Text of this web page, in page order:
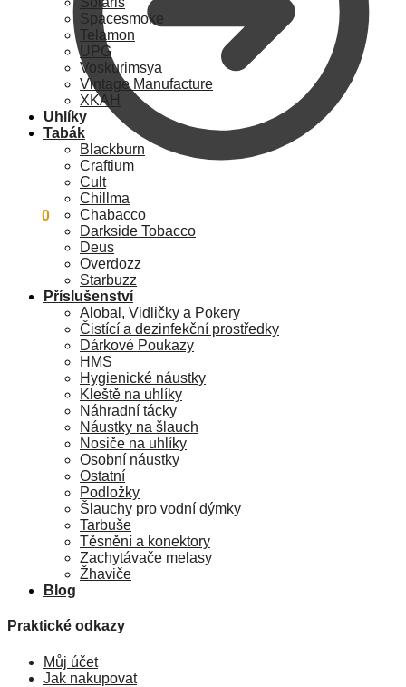
0
Spacesmoke
Telamon
UPG
Voskurimsya
Vintage Manufacture
XKAH
Uhlíky
Tabák
Blackburn
Craftium
Cult
Chillma
Chabacco
Darkside Tobacco
Deus
Overdozz
Starbuzz
Příslušenství
Alobal, Vidličky a Pokery
Čistící a dezinfekční prostředky
Dárkové Poukazy
HMS
Hygienické náustky
Kleště na uhlíky
Náhradní tácky
Náustky na šlauch
Nosiče na uhlíky
Osobní náustky
Ostatní
Podložky
Šlauchy pro vodní dýmky
Tarbuše
Těsnění a konektory
Zachytávače melasy
Žhaviče
Blog
Praktické odkazy
Můj účet
Jak nakupovat